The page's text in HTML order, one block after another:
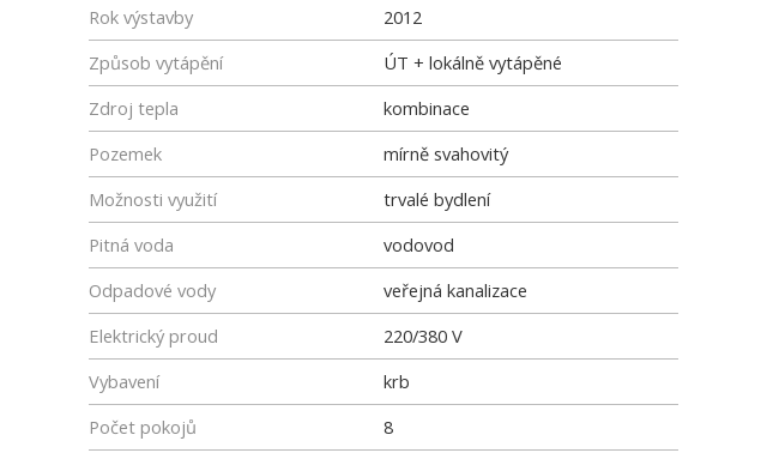
Rok výstavby
2012
Způsob vytápění
ÚT + lokálně vytápěné
Zdroj tepla
kombinace
Pozemek
mírně svahovitý
Možnosti využití
trvalé bydlení
Pitná voda
vodovod
Odpadové vody
veřejná kanalizace
Elektrický proud
220/380 V
Vybavení
krb
Počet pokojů
8